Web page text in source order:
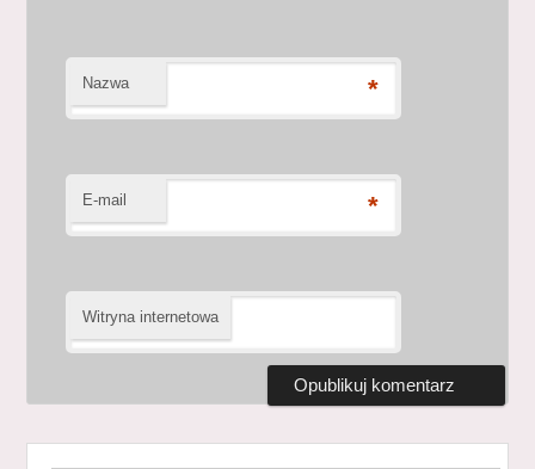
Nazwa *
E-mail *
Witryna internetowa